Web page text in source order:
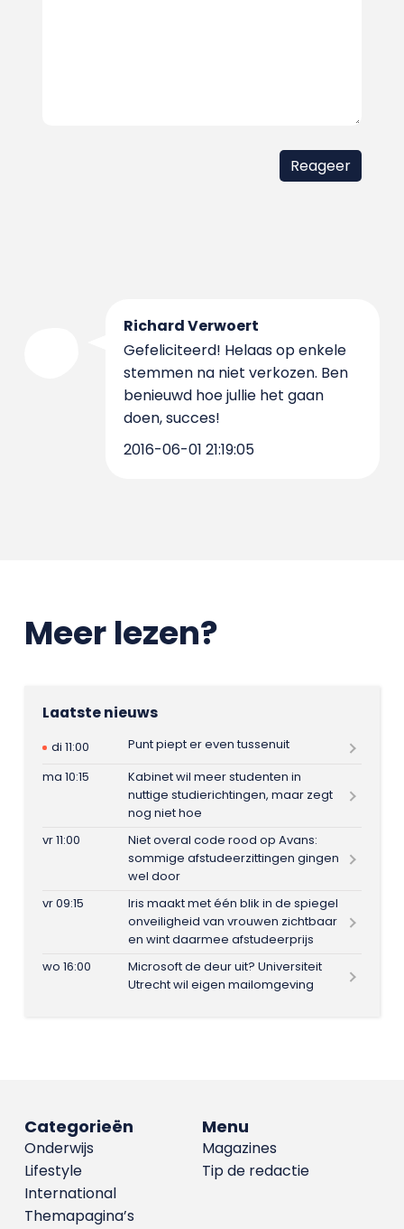
Richard Verwoert
Gefeliciteerd! Helaas op enkele
stemmen na niet verkozen. Ben
benieuwd hoe jullie het gaan
doen, succes!
2016-06-01 21:19:05
Meer lezen?
Laatste nieuws
di 11:00
Punt piept er even tussenuit
ma 10:15
Kabinet wil meer studenten in
nuttige studierichtingen, maar zegt
nog niet hoe
vr 11:00
Niet overal code rood op Avans:
sommige afstudeerzittingen gingen
wel door
vr 09:15
Iris maakt met één blik in de spiegel
onveiligheid van vrouwen zichtbaar
en wint daarmee afstudeerprijs
wo 16:00
Microsoft de deur uit? Universiteit
Utrecht wil eigen mailomgeving
Menu
Magazines
Tip de redactie
Categorieën
Onderwijs
Lifestyle
International
Themapagina’s